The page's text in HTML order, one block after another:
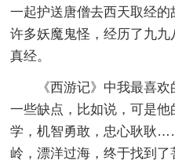
一起护送唐僧去西天取经
许多妖魔鬼怪，经历了九
真经。
《西游记》中我最喜
一些缺点，比如说，可是
学，机智勇敢，忠心耿耿
岭，漂洋过海，终于找到